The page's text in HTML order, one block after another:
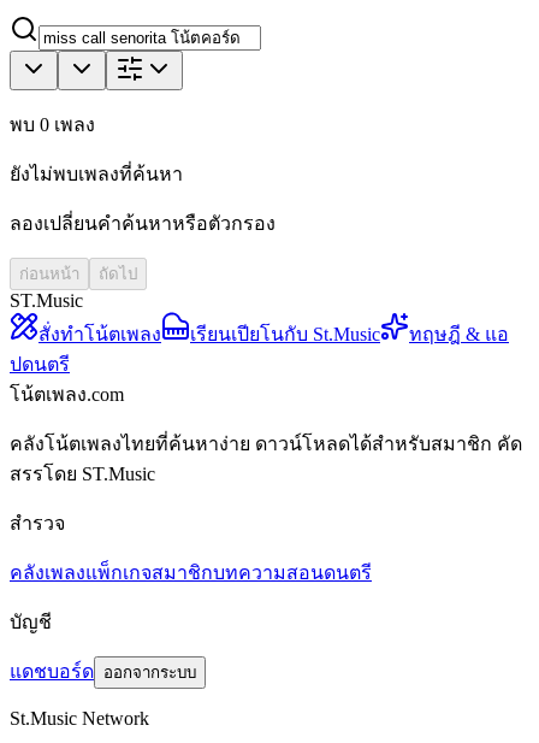
พบ 0 เพลง
ยังไม่พบเพลงที่ค้นหา
ลองเปลี่ยนคำค้นหาหรือตัวกรอง
ก่อนหน้า ถัดไป
ST.Music
สั่งทำโน้ตเพลง
เรียนเปียโนกับ St.Music
ทฤษฎี & แอ
ปดนตรี
โน้ตเพลง.com
คลังโน้ตเพลงไทยที่ค้นหาง่าย ดาวน์โหลดได้สำหรับสมาชิก คัด
สรรโดย ST.Music
สำรวจ
คลังเพลงแพ็กเกจสมาชิกบทความสอนดนตรี
บัญชี
แดชบอร์ด ออกจากระบบ
St.Music Network